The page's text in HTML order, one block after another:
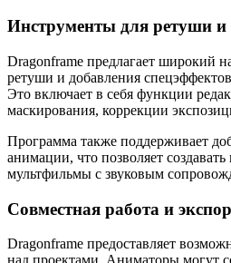
Инструменты для ретуши и
Dragonframe предлагает широкий
ретуши и добавления
Это включает в себя функции
маскирования, коррекции
Программа также поддерживает
анимации, что позволяет
мультфильмы с звуковым
Совместная работа и
Dragonframe предоставляет